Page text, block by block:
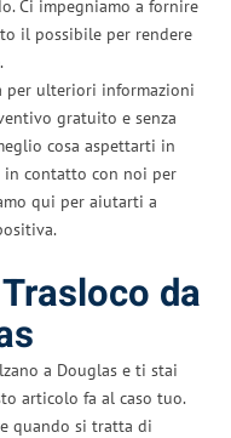
Ci impegniamo a fornire
il possibile per rendere
per ulteriori informazioni
gratuito e senza
cosa aspettarti in
contatto con noi per
qui per aiutarti a
da
a Douglas e ti stai
articolo fa al caso tuo.
quando si tratta di